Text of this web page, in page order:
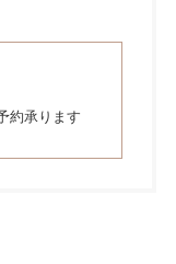
約承ります